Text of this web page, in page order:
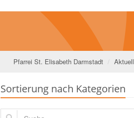
Pfarrei St. Elisabeth Darmstadt Aktuell
Sortierung nach Kategorien
Suche